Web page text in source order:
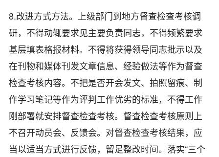
8.改进方式方法。上级部门到地方督查检查考核调
研，不得动辄要求见主要负责同志，不得频繁要求
基层填表格报材料。不得将获得领导同志批示以及
在刊物和媒体刊发文章信息、经验做法等作为督查
检查考核内容。不把是否开会发文、拍照留痕、制
作学习笔记等作为评判工作优劣的标准，不得工作
刚部署就安排督查检查考核。督查检查考核原则上
不召开动员会、反馈会。对督查检查考核结果，应
当以适当方式进行反馈，留足整改时间。落实“三个